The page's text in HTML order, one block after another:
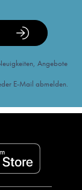
Angebote
E-Mail abmelden.